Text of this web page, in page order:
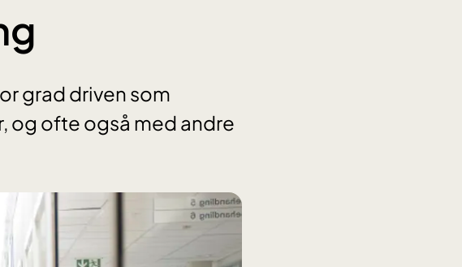
grad driven som
og ofte også med andre